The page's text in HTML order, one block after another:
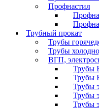
Профнастил
Трубный прокат
Трубы
Трубы
ВГП,
Трубы
Трубы
Трубы
Трубы
Трубы